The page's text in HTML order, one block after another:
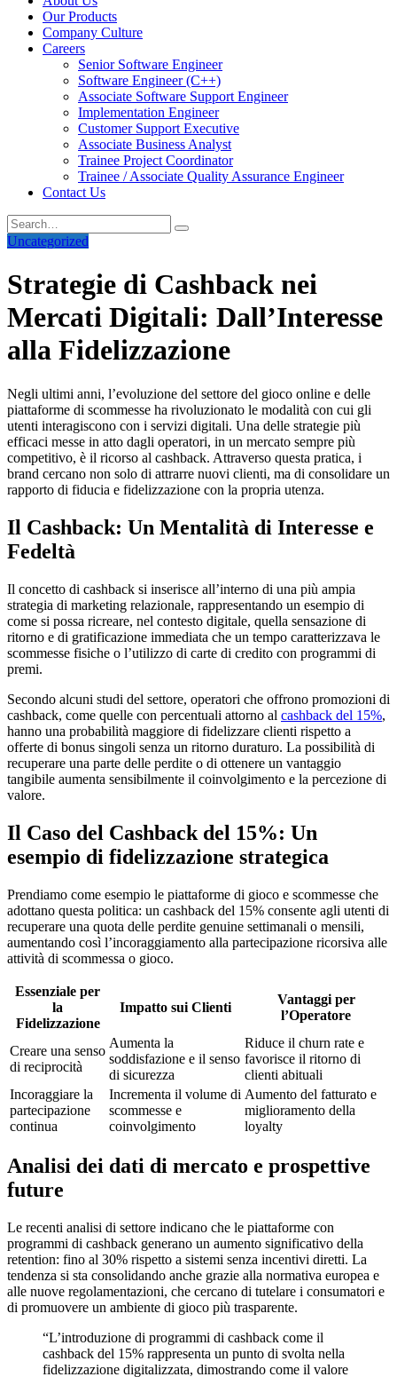
Our Products
Company Culture
Careers
Senior Software Engineer
Software Engineer (C++)
Associate Software Support Engineer
Implementation Engineer
Customer Support Executive
Associate Business Analyst
Trainee Project Coordinator
Trainee / Associate Quality Assurance Engineer
Contact Us
Uncategorized
Strategie di Cashback nei
Mercati Digitali: Dall’Interesse
alla Fidelizzazione
Negli ultimi anni, l’evoluzione del settore del gioco online e delle
piattaforme di scommesse ha rivoluzionato le modalità con cui gli
utenti interagiscono con i servizi digitali. Una delle strategie più
efficaci messe in atto dagli operatori, in un mercato sempre più
competitivo, è il ricorso al cashback. Attraverso questa pratica, i
brand cercano non solo di attrarre nuovi clienti, ma di consolidare un
rapporto di fiducia e fidelizzazione con la propria utenza.
Il Cashback: Un Mentalità di Interesse e
Fedeltà
Il concetto di cashback si inserisce all’interno di una più ampia
strategia di marketing relazionale, rappresentando un esempio di
come si possa ricreare, nel contesto digitale, quella sensazione di
ritorno e di gratificazione immediata che un tempo caratterizzava le
scommesse fisiche o l’utilizzo di carte di credito con programmi di
premi.
Secondo alcuni studi del settore, operatori che offrono promozioni di
cashback, come quelle con percentuali attorno al cashback del 15%,
hanno una probabilità maggiore di fidelizzare clienti rispetto a
offerte di bonus singoli senza un ritorno duraturo. La possibilità di
recuperare una parte delle perdite o di ottenere un vantaggio
tangibile aumenta sensibilmente il coinvolgimento e la percezione di
valore.
Il Caso del Cashback del 15%: Un
esempio di fidelizzazione strategica
Prendiamo come esempio le piattaforme di gioco e scommesse che
adottano questa politica: un cashback del 15% consente agli utenti di
recuperare una quota delle perdite genuine settimanali o mensili,
aumentando così l’incoraggiamento alla partecipazione ricorsiva alle
attività di scommessa o gioco.
Essenziale per
la
Fidelizzazione
Impatto sui Clienti
Vantaggi per
l’Operatore
Creare una senso
di reciprocità
Aumenta la
soddisfazione e il senso
di sicurezza
Riduce il churn rate e
favorisce il ritorno di
clienti abituali
Incoraggiare la
partecipazione
continua
Incrementa il volume di
scommesse e
coinvolgimento
Aumento del fatturato e
miglioramento della
loyalty
Analisi dei dati di mercato e prospettive
future
Le recenti analisi di settore indicano che le piattaforme con
programmi di cashback generano un aumento significativo della
retention: fino al 30% rispetto a sistemi senza incentivi diretti. La
tendenza si sta consolidando anche grazie alla normativa europea e
alle nuove regolamentazioni, che cercano di tutelare i consumatori e
di promuovere un ambiente di gioco più trasparente.
“L’introduzione di programmi di cashback come il
cashback del 15% rappresenta un punto di svolta nella
fidelizzazione digitalizzata, dimostrando come il valore